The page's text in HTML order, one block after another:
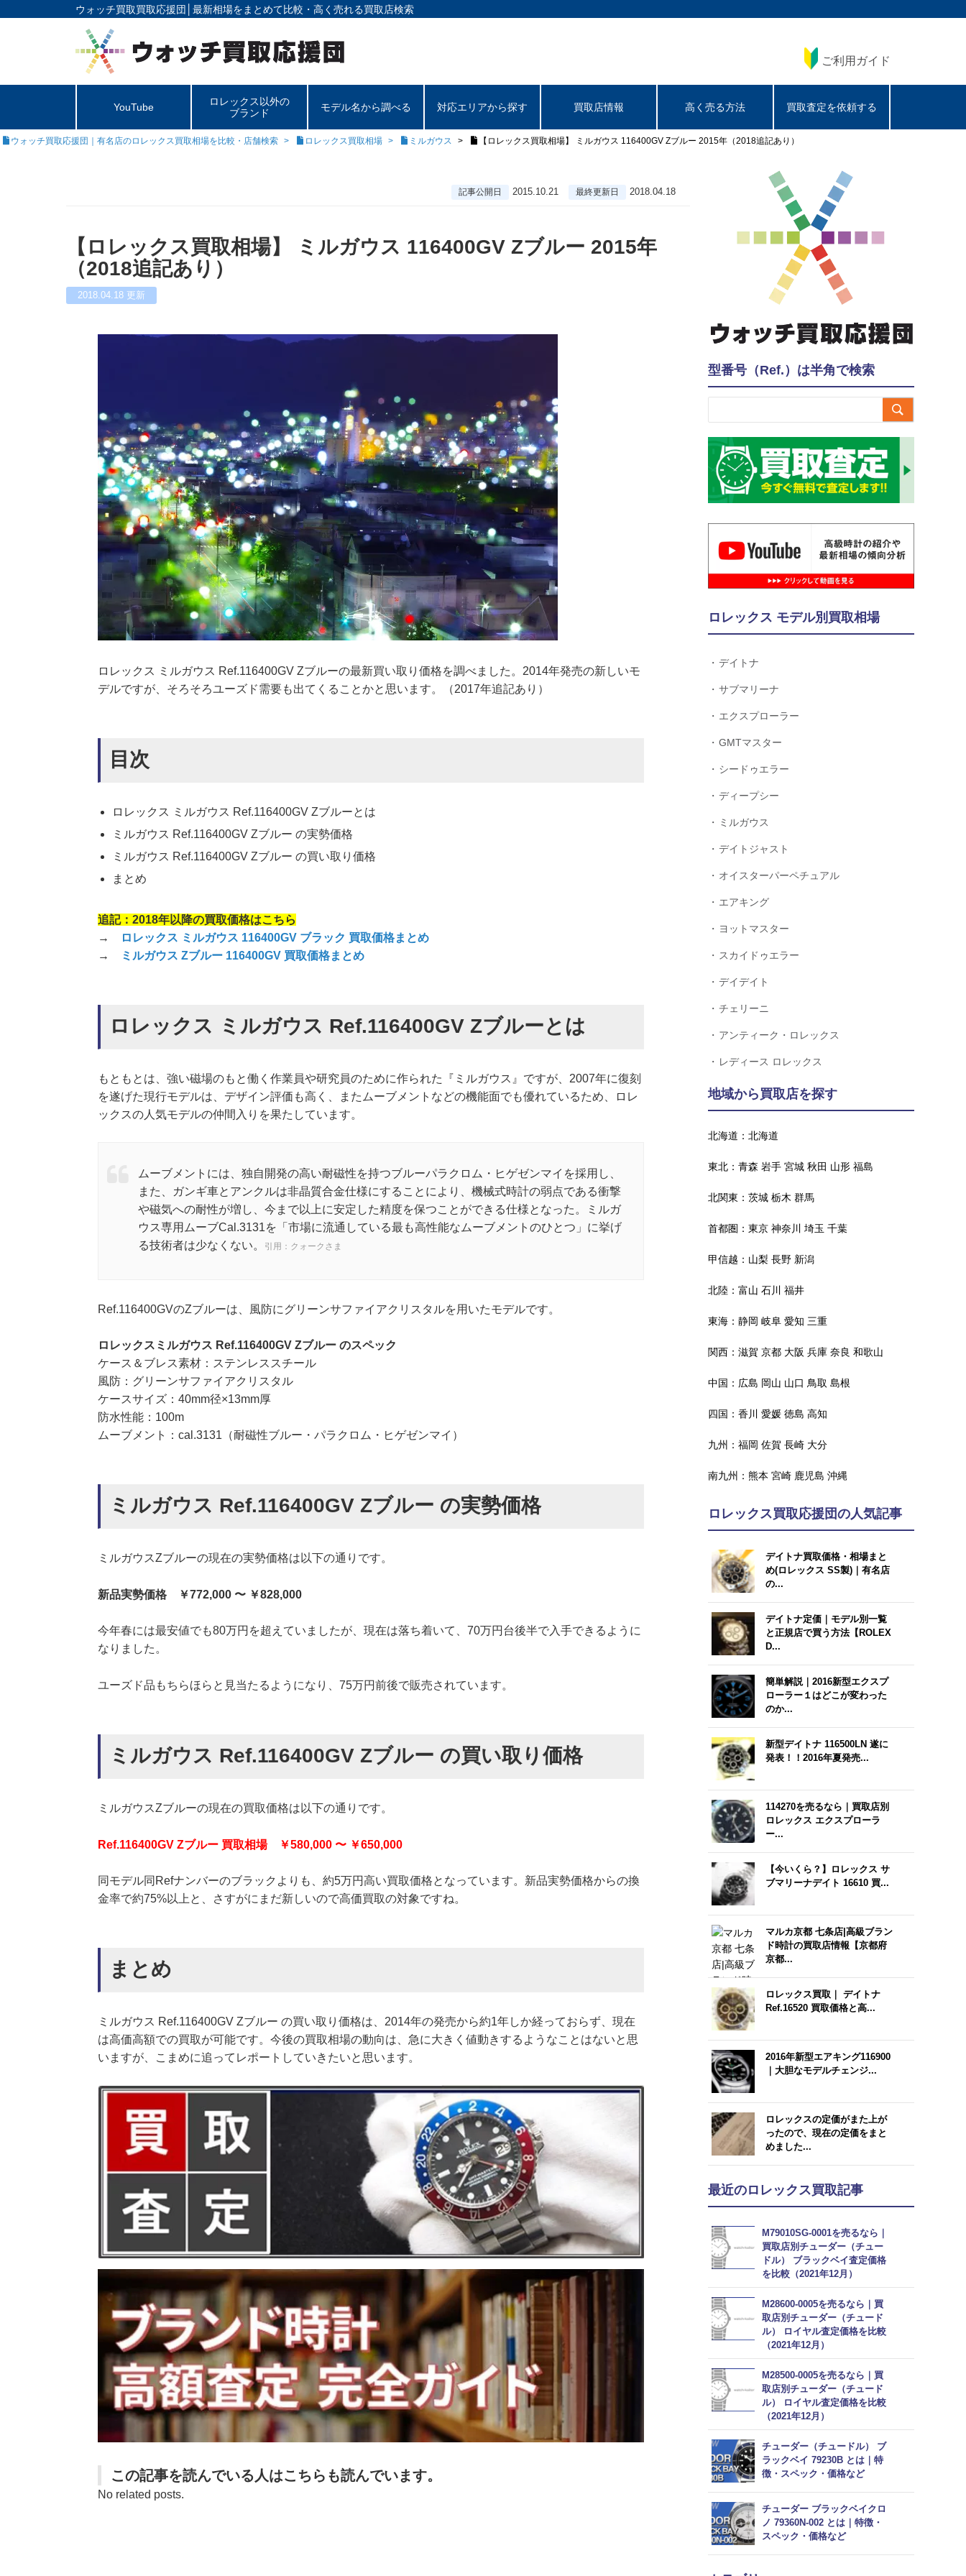
ウォッチ買取買取応援団│ 最新相場をまとめて比較・高く売れる買取店検索
ご利用ガイド
YouTube
ロレックス以外の
ブランド
モデル名から調べる 対応エリアから探す 買取店情報 高く売る方法 買取査定を依頼する
ウォッチ買取応援団｜有名店のロレックス買取相場を比較・店舗検索 ロレックス買取相場 ミルガウス 【ロレックス買取相場】 ミルガウス 116400GV Zブルー 2015年（2018追記あり）
記事公開日 2015.10.21 最終更新日 2018.04.18
【ロレックス買取相場】 ミルガウス 116400GV Zブルー 2015年
（2018追記あり）
2018.04.18 更新
ロレックス ミルガウス Ref.116400GV Zブルーの最新買い取り価格を調べました。2014年発売の新しいモ
デルですが、そろそろユーズド需要も出てくることかと思います。（2017年追記あり）
目次
ロレックス ミルガウス Ref.116400GV Zブルーとは
ミルガウス Ref.116400GV Zブルー の実勢価格
ミルガウス Ref.116400GV Zブルー の買い取り価格
まとめ
追記：2018年以降の買取価格はこちら
→
ロレックス ミルガウス 116400GV ブラック 買取価格まとめ
→
ミルガウス Zブルー 116400GV 買取価格まとめ
ロレックス ミルガウス Ref.116400GV Zブルーとは
もともとは、強い磁場のもと働く作業員や研究員のために作られた『ミルガウス』ですが、2007年に復刻
を遂げた現行モデルは、デザイン評価も高く、またムーブメントなどの機能面でも優れているため、ロレ
ックスの人気モデルの仲間入りを果たしています。
ムーブメントには、独自開発の高い耐磁性を持つブルーパラクロム・ヒゲゼンマイを採用し、
また、ガンギ車とアンクルは非晶質合金仕様にすることにより、機械式時計の弱点である衝撃
や磁気への耐性が増し、今まで以上に安定した精度を保つことができる仕様となった。ミルガ
ウス専用ムーブCal.3131を「市場に流通している最も高性能なムーブメントのひとつ」に挙げ
る技術者は少なくない。
引用：クォークさま
Ref.116400GVのZブルーは、風防にグリーンサファイアクリスタルを用いたモデルです。
ロレックスミルガウス Ref.116400GV Zブルー のスペック
ケース＆ブレス素材：ステンレススチール
風防：グリーンサファイアクリスタル
ケースサイズ：40mm径×13mm厚
防水性能：100m
ムーブメント：cal.3131（耐磁性ブルー・パラクロム・ヒゲゼンマイ）
ミルガウス Ref.116400GV Zブルー の実勢価格
ミルガウスZブルーの現在の実勢価格は以下の通りです。
新品実勢価格 ￥772,000 〜 ￥828,000
今年春には最安値でも80万円を超えていましたが、現在は落ち着いて、70万円台後半で入手できるように
なりました。
ユーズド品もちらほらと見当たるようになり、75万円前後で販売されています。
ミルガウス Ref.116400GV Zブルー の買い取り価格
ミルガウスZブルーの現在の買取価格は以下の通りです。
Ref.116400GV Zブルー 買取相場 ￥580,000 〜 ￥650,000
同モデル同Refナンバーのブラックよりも、約5万円高い買取価格となっています。新品実勢価格からの換
金率で約75%以上と、さすがにまだ新しいので高価買取の対象ですね。
まとめ
ミルガウス Ref.116400GV Zブルー の買い取り価格は、2014年の発売から約1年しか経っておらず、現在
は高価高額での買取が可能です。今後の買取相場の動向は、急に大きく値動きするようなことはないと思
いますが、こまめに追ってレポートしていきたいと思います。
この記事を読んでいる人はこちらも読んでいます。
No related posts.
型番号（Ref.）は半角で検索

ロレックス モデル別買取相場
デイトナ
サブマリーナ
エクスプローラー
GMTマスター
シードゥエラー
ディープシー
ミルガウス
デイトジャスト
オイスターパーペチュアル
エアキング
ヨットマスター
スカイドゥエラー
デイデイト
チェリーニ
アンティーク・ロレックス
レディース ロレックス
地域から買取店を探す
北海道： 北海道
東北： 青森 岩手 宮城 秋田 山形 福島
北関東： 茨城 栃木 群馬
首都圏： 東京 神奈川 埼玉 千葉
甲信越： 山梨 長野 新潟
北陸： 富山 石川 福井
東海： 静岡 岐阜 愛知 三重
関西： 滋賀 京都 大阪 兵庫 奈良 和歌山
中国： 広島 岡山 山口 鳥取 島根
四国： 香川 愛媛 徳島 高知
九州： 福岡 佐賀 長崎 大分
南九州： 熊本 宮崎 鹿児島 沖縄
ロレックス買取応援団の人気記事
デイトナ買取価格・相場まと
め(ロレックス SS製)｜有名店
の...
デイトナ定価｜モデル別一覧
と正規店で買う方法【ROLEX
D...
簡単解説｜2016新型エクスプ
ローラー１はどこが変わった
のか...
新型デイトナ 116500LN 遂に
発表！！2016年夏発売...
114270を売るなら｜買取店別
ロレックス エクスプローラ
ー...
【今いくら？】ロレックス サ
ブマリーナデイト 16610 買...
マルカ京都 七条店|高級ブラン
ド時計の買取店情報【京都府
京都...
ロレックス買取｜ デイトナ
Ref.16520 買取価格と高...
2016年新型エアキング116900
｜大胆なモデルチェンジ...
ロレックスの定価がまた上が
ったので、現在の定価をまと
めました...
最近のロレックス買取記事
M79010SG-0001を売るなら｜
買取店別チューダー（チュー
ドル） ブラックベイ査定価格
を比較（2021年12月）
M28600-0005を売るなら｜買
取店別チューダー（チュード
ル） ロイヤル査定価格を比較
（2021年12月）
M28500-0005を売るなら｜買
取店別チューダー（チュード
ル） ロイヤル査定価格を比較
（2021年12月）
チューダー（チュードル） ブ
ラックベイ 79230B とは｜特
徴・スペック・価格など
チューダー ブラックベイクロ
ノ 79360N-002 とは｜特徴・
スペック・価格など